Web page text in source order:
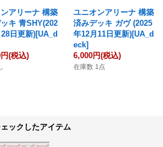
アリーナ 構築
キ 青SHY(202
日更新)[UA_d
(税込)
ユニオンアリーナ 構築
済みデッキ ガヴ (2025
年12月11日更新)[UA_d
eck]
6,000円(税込)
在庫数 1点
ックしたアイテム